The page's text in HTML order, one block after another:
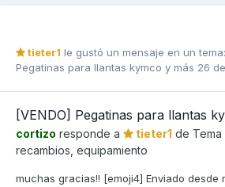
tieter1 le gustó un mensaje en un tema:
Pegatinas para llantas kymco y más 26
[VENDO] Pegatinas para llantas
cortizo responde a tieter1 de Tema
recambios, equipamiento
muchas gracias!! [emoji4] Enviado desde